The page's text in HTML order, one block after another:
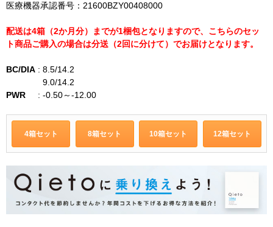
医療機器承認番号：21600BZY00408000
配送は4箱（2か月分）までが1梱包となりますので、こちらのセッ
ト商品ご購入の場合は分送（2回に分けて）でお届けとなります。
BC/DIA : 8.5/14.2
9.0/14.2
PWR
: -0.50～-12.00
4箱セット 8箱セット 10箱セット 12箱セット